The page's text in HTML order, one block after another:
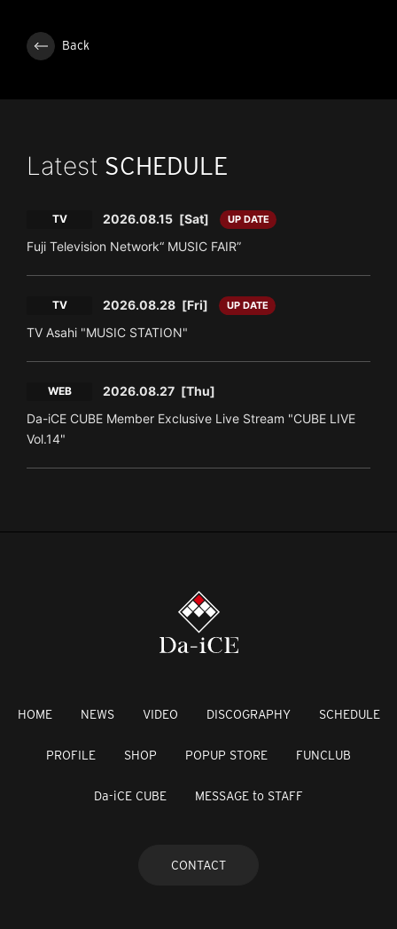
Back
Latest SCHEDULE
TV 2026.08.15 [Sat] UP DATE
Fuji Television Network“ MUSIC FAIR”
TV 2026.08.28 [Fri] UP DATE
TV Asahi "MUSIC STATION"
WEB 2026.08.27 [Thu]
Da-iCE CUBE Member Exclusive Live Stream "CUBE LIVE
Vol.14"
HOME NEWS VIDEO DISCOGRAPHY SCHEDULE
PROFILE SHOP POPUP STORE FUNCLUB
Da-iCE CUBE MESSAGE to STAFF
CONTACT